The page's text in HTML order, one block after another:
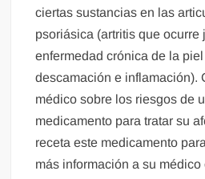
ciertas sustancias en las
psoriásica (artritis que ocurre
enfermedad crónica de la
descamación e inflamación).
médico sobre los riesgos de
medicamento para tratar su
receta este medicamento
más información a su médico